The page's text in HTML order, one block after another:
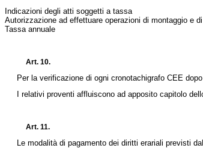
Indicazioni degli atti soggetti a tassa
Autorizzazione ad effettuare operazioni di montaggio e
Tassa annuale
Art. 10.
Per la verificazione di ogni cronotachigrafo CEE dopo
I relativi proventi affluiscono ad apposito capitolo
Art. 11.
Le modalità di pagamento dei diritti erariali previsti